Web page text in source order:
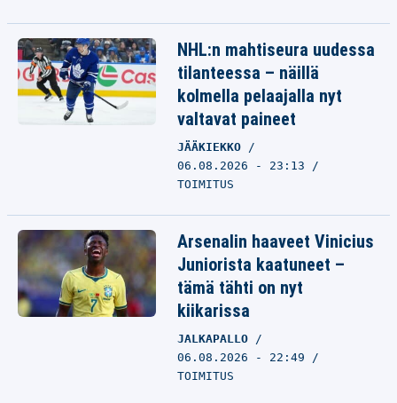
NHL:n mahtiseura uudessa
tilanteessa – näillä
kolmella pelaajalla nyt
valtavat paineet
JÄÄKIEKKO
06.08.2026 - 23:13
TOIMITUS
Arsenalin haaveet Vinicius
Juniorista kaatuneet –
tämä tähti on nyt
kiikarissa
JALKAPALLO
06.08.2026 - 22:49
TOIMITUS